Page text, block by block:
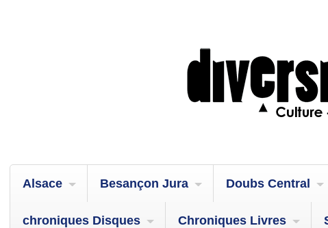
Alsace Besançon Jura Doubs Central
chroniques Disques Chroniques Livres